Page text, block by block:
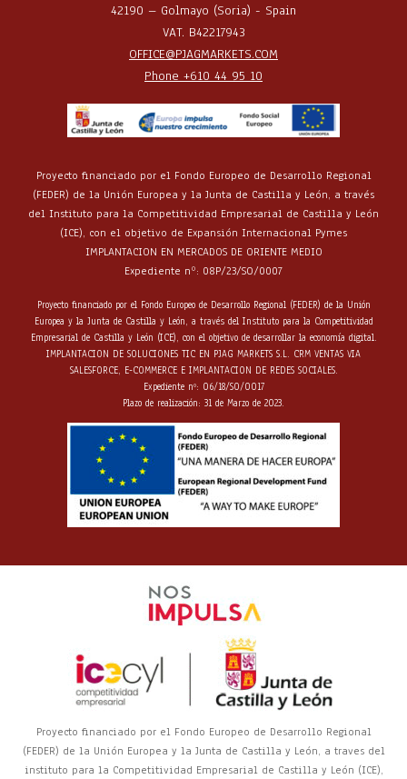
42190 – Golmayo (Soria) - Spain
VAT. B42217943
OFFICE@PJAGMARKETS.COM
Phone +610 44 95 10
Proyecto financiado por el Fondo Europeo de Desarrollo Regional
(FEDER) de la Unión Europea y la Junta de Castilla y León, a través
del Instituto para la Competitividad Empresarial de Castilla y León
(ICE), con el objetivo de Expansión Internacional Pymes
IMPLANTACION EN MERCADOS DE ORIENTE MEDIO
Expediente nº: 08P/23/SO/0007
Proyecto financiado por el Fondo Europeo de Desarrollo Regional (FEDER) de la Unión
Europea y la Junta de Castilla y León, a través del Instituto para la Competitividad
Empresarial de Castilla y León (ICE), con el objetivo de desarrollar la economía digital.
IMPLANTACION DE SOLUCIONES TIC EN PJAG MARKETS S.L. CRM VENTAS VIA
SALESFORCE, E-COMMERCE E IMPLANTACION DE REDES SOCIALES.
Expediente nº: 06/18/SO/0017
Plazo de realización: 31 de Marzo de 2023.
Proyecto financiado por el Fondo Europeo de Desarrollo Regional
(FEDER) de la Unión Europea y la Junta de Castilla y León, a traves del
instituto para la Competitividad Empresarial de Castilla y León (ICE),